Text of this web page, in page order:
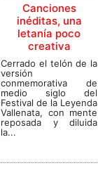
Canciones
inéditas, una
letanía poco
creativa
Cerrado el telón de la
versión
conmemorativa de
medio siglo del
Festival de la Leyenda
Vallenata, con mente
reposada y diluida
la...